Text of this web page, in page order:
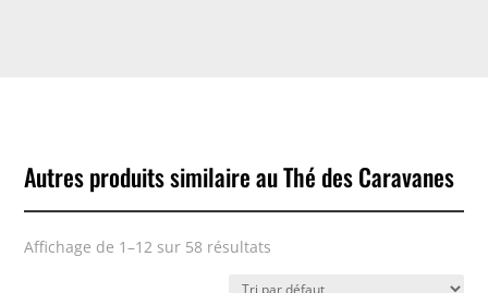
Autres produits similaire au Thé des Caravanes
Affichage de 1–12 sur 58 résultats